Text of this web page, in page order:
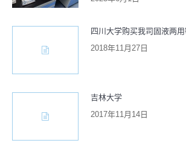
四川大学购买我司固液两
2018年11月27日
吉林大学
2017年11月14日